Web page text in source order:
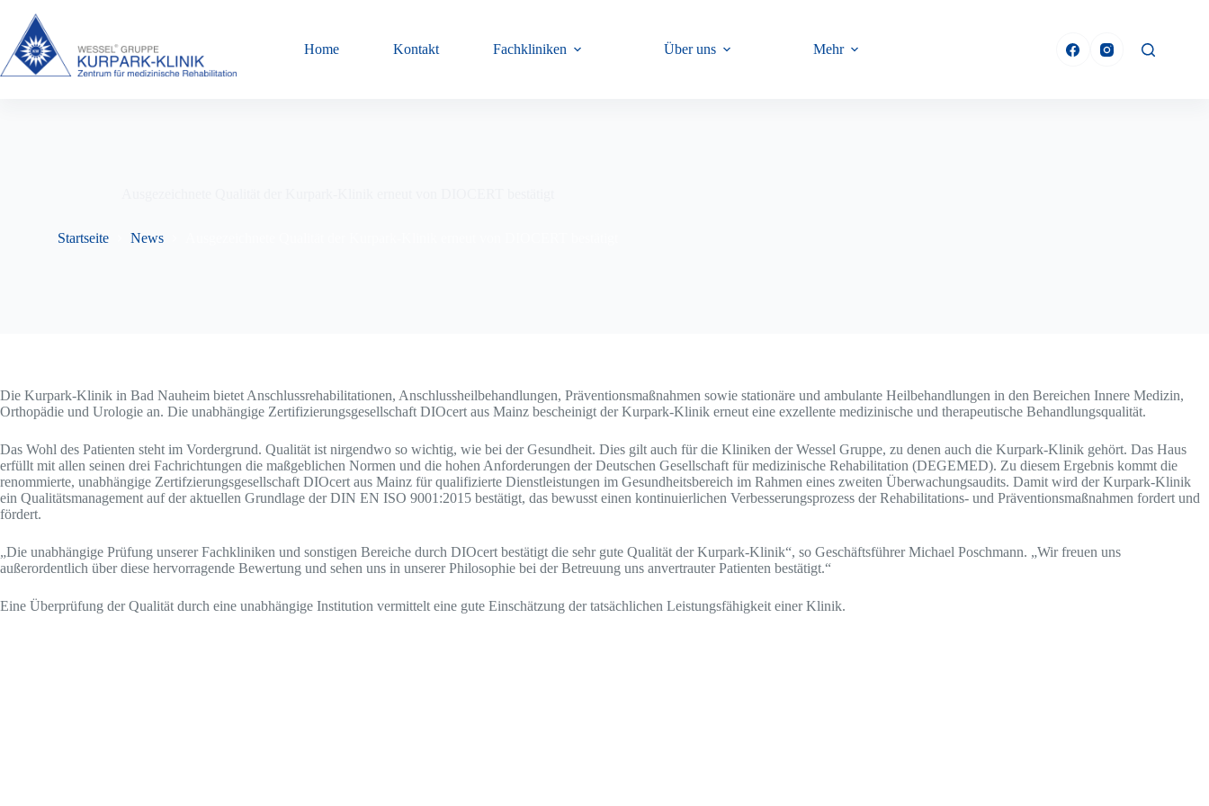
Inhalt
springen
Home Kontakt Fachkliniken Über uns Mehr
Startseite News
Die Kurpark-Klinik in Bad Nauheim bietet Anschlussrehabilitationen, Anschlussheilbehandlungen, Präventionsmaßnahmen sowie stationäre und ambulante Heilbehandlungen in den Bereichen Innere Medizin,
Orthopädie und Urologie an. Die unabhängige Zertifizierungsgesellschaft DIOcert aus Mainz bescheinigt der Kurpark-Klinik erneut eine exzellente medizinische und therapeutische Behandlungsqualität.
Das Wohl des Patienten steht im Vordergrund. Qualität ist nirgendwo so wichtig, wie bei der Gesundheit. Dies gilt auch für die Kliniken der Wessel Gruppe, zu denen auch die Kurpark-Klinik gehört. Das Haus
erfüllt mit allen seinen drei Fachrichtungen die maßgeblichen Normen und die hohen Anforderungen der Deutschen Gesellschaft für medizinische Rehabilitation (DEGEMED). Zu diesem Ergebnis kommt die
renommierte, unabhängige Zertifzierungsgesellschaft DIOcert aus Mainz für qualifizierte Dienstleistungen im Gesundheitsbereich im Rahmen eines zweiten Überwachungsaudits. Damit wird der Kurpark-Klinik
ein Qualitätsmanagement auf der aktuellen Grundlage der DIN EN ISO 9001:2015 bestätigt, das bewusst einen kontinuierlichen Verbesserungsprozess der Rehabilitations- und Präventionsmaßnahmen fordert und
fördert.
„Die unabhängige Prüfung unserer Fachkliniken und sonstigen Bereiche durch DIOcert bestätigt die sehr gute Qualität der Kurpark-Klinik“, so Geschäftsführer Michael Poschmann. „Wir freuen uns
außerordentlich über diese hervorragende Bewertung und sehen uns in unserer Philosophie bei der Betreuung uns anvertrauter Patienten bestätigt.“
Eine Überprüfung der Qualität durch eine unabhängige Institution vermittelt eine gute Einschätzung der tatsächlichen Leistungsfähigkeit einer Klinik.